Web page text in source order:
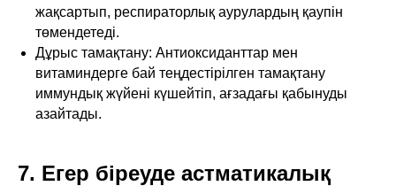
жақсартып, респираторлық аурулардың қаупін
төмендетеді.
Дұрыс тамақтану: Антиоксиданттар мен
витаминдерге бай теңдестірілген тамақтану
иммундық жүйені күшейтіп, ағзадағы қабынуды
азайтады.
7. Егер біреуде астматикалық